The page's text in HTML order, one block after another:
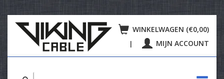
WINKELWAGEN (€0,00)
| MIJN ACCOUNT